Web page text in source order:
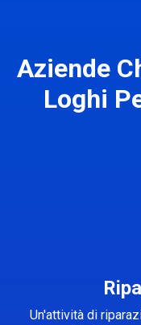
Aziende
Loghi
Un'attività di